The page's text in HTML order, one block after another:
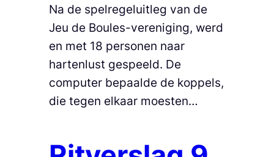
Na de spelregeluitleg van de
Jeu de Boules-vereniging, werd
en met 18 personen naar
hartenlust gespeeld. De
computer bepaalde de koppels,
die tegen elkaar moesten…